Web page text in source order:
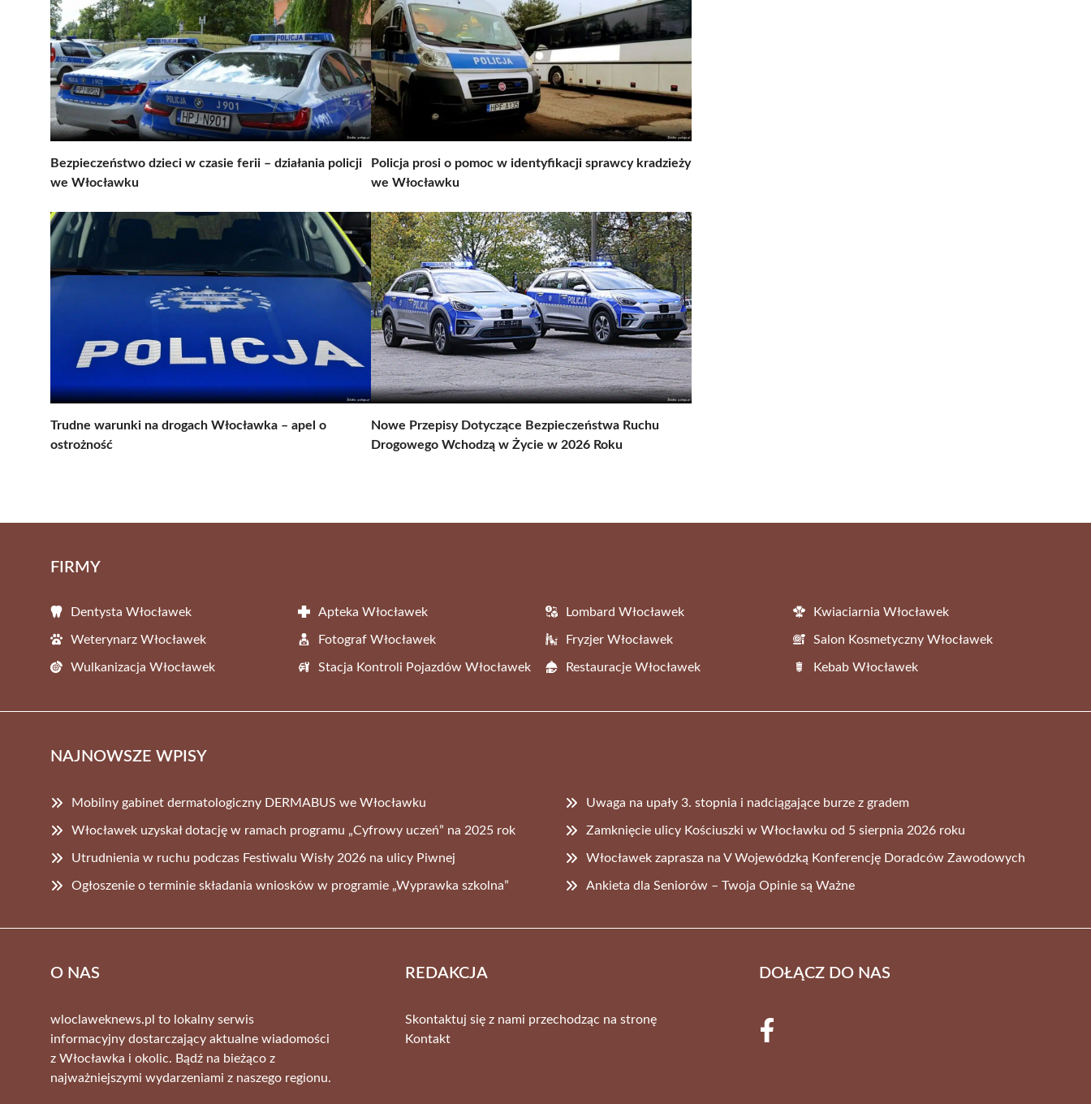
Bezpieczeństwo dzieci w czasie ferii – działania policji
we Włocławku
Policja prosi o pomoc w identyfikacji sprawcy kradzieży
we Włocławku
Trudne warunki na drogach Włocławka – apel o
ostrożność
Nowe Przepisy Dotyczące Bezpieczeństwa Ruchu
Drogowego Wchodzą w Życie w 2026 Roku
FIRMY
Dentysta Włocławek Apteka Włocławek Lombard Włocławek Kwiaciarnia Włocławek
Weterynarz Włocławek Fotograf Włocławek Fryzjer Włocławek Salon Kosmetyczny Włocławek
Wulkanizacja Włocławek Stacja Kontroli Pojazdów Włocławek Restauracje Włocławek Kebab Włocławek
NAJNOWSZE WPISY
Mobilny gabinet dermatologiczny DERMABUS we Włocławku Uwaga na upały 3. stopnia i nadciągające burze z gradem
Włocławek uzyskał dotację w ramach programu „Cyfrowy uczeń” na 2025 rok Zamknięcie ulicy Kościuszki w Włocławku od 5 sierpnia 2026 roku
Utrudnienia w ruchu podczas Festiwalu Wisły 2026 na ulicy Piwnej Włocławek zaprasza na V Wojewódzką Konferencję Doradców Zawodowych
Ogłoszenie o terminie składania wniosków w programie „Wyprawka szkolna” Ankieta dla Seniorów – Twoja Opinie są Ważne
O NAS
wloclaweknews.pl to lokalny serwis
informacyjny dostarczający aktualne wiadomości
z Włocławka i okolic. Bądź na bieżąco z
najważniejszymi wydarzeniami z naszego regionu.
REDAKCJA
Skontaktuj się z nami przechodząc na stronę
Kontakt
DOŁĄCZ DO NAS